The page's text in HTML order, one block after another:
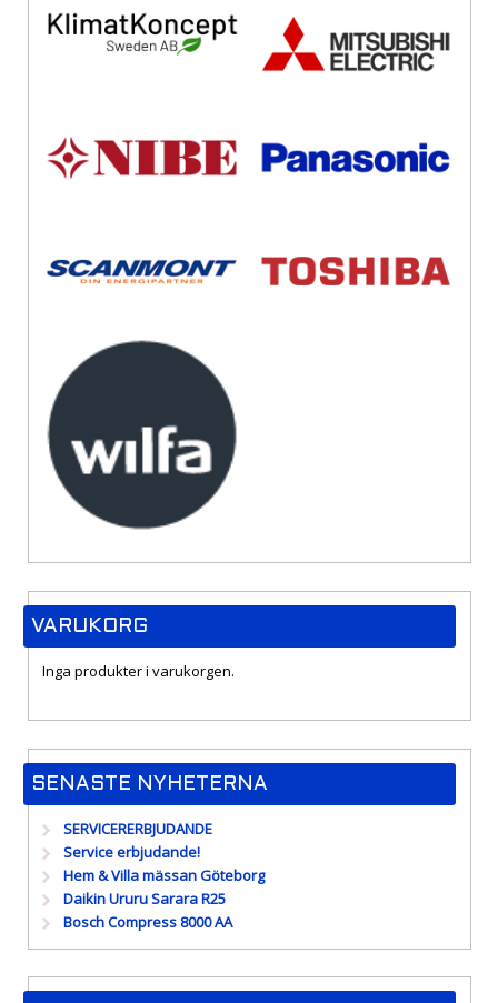
VARUKORG
Inga produkter i varukorgen.
SENASTE NYHETERNA
SERVICERERBJUDANDE
Service erbjudande!
Hem & Villa mässan Göteborg
Daikin Ururu Sarara R25
Bosch Compress 8000 AA